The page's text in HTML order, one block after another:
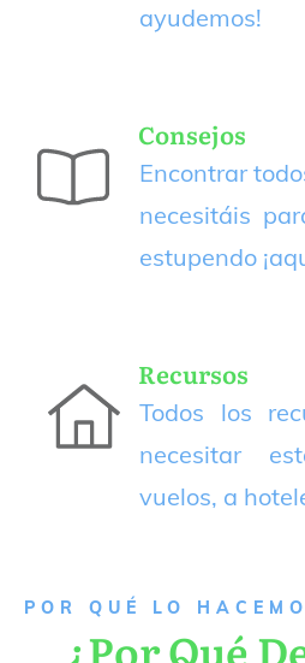
ayudemos!
Consejos
Encontrar
necesitáis
estupendo
Recursos
Todos los
necesitar
vuelos, a
P OR QUÉ LO
¿Por Qué